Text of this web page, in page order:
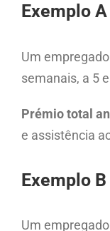
Exemplo A
Um
semanais, a 5
Prémio total
e assistência
Exemplo B
Um